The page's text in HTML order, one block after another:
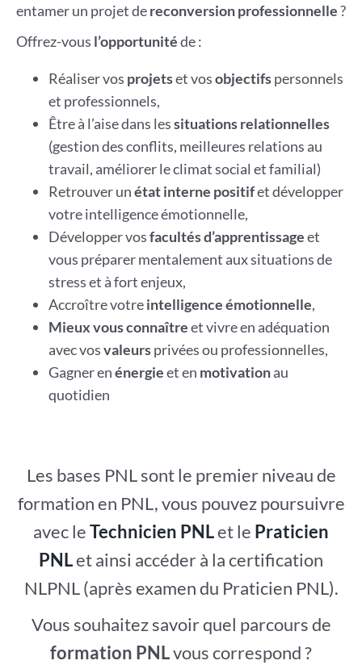
entamer un projet dereconversion professionnelle?
Offrez-vous l’opportunitéde :
Réaliser vos projetset vosobjectifspersonnels
et professionnels,
Être à l’aise dans lessituations relationnelles
(gestion des conflits, meilleures relations au
travail, améliorer le climat social et familial)
Retrouver unétat interne positifet développer
votre intelligence émotionnelle,
Développer vosfacultés d’apprentissageet
vous préparer mentalement aux situations de
stress et à fort enjeux,
Accroître votreintelligence émotionnelle,
Mieux vous connaîtreet vivre en adéquation
avec vosvaleursprivées ou professionnelles,
Gagner enénergieet en motivationau
quotidien
Les bases PNL sont le premier niveau de
formation en PNL, vous pouvez poursuivre
avec leTechnicien PNLet le Praticien
PNLet ainsi accéder à la certification
NLPNL (après examen du Praticien PNL).
Vous souhaitez savoir quel parcours de
formation PNLvous correspond ?